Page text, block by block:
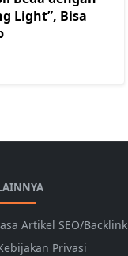
Light”, Bisa
Artikel SEO/Backlink
Privasi